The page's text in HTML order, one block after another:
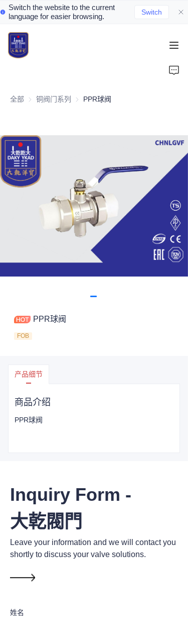
Switch the website to the current
language for easier browsing.
Switch
全部 铜阀门系列 铜阀门系列
PPR球阀
PPR球阀
FOB
产品细节
商品介绍
PPR球阀
Inquiry Form -
大乾閥門
姓名
Leave your information and we will contact you
shortly to discuss your valve solutions.
Home
Valve Products
Valve News
Contact Us